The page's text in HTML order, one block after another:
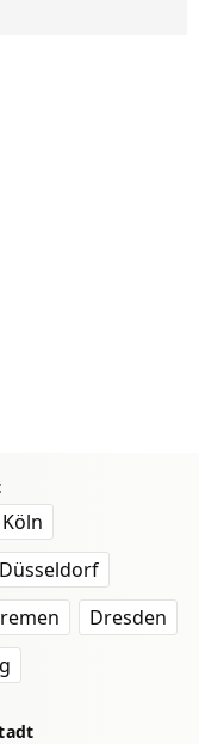
Köln
Düsseldorf
Dresden